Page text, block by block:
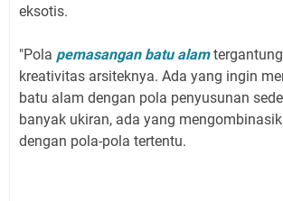
eksotis.
"Pola pemasangan batu alam
kreativitas arsiteknya. Ada yang ingin
batu alam dengan pola penyusunan
banyak ukiran, ada yang
dengan pola-pola tertentu.